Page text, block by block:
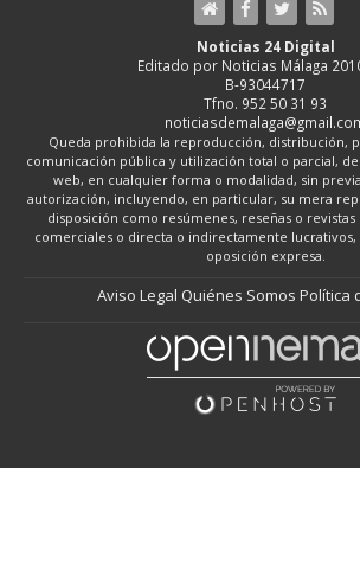
Noticias 24 Digital
Editado por Noticias Málaga
B-93044717
Tfno. 952 50 31 93
Queda prohibida la reproducción, distribución,
comunicación pública y utilización total o parcial,
web, en cualquier forma o modalidad, sin
autorización, incluyendo, en particular, su mera
disposición como resúmenes, reseñas o
comerciales o directa o indirectamente lucrativos,
oposición expresa.
Aviso Legal Quiénes Somos Política